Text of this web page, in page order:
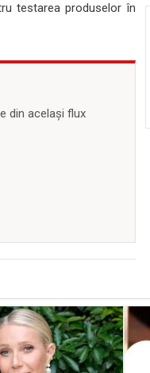
testarea produselor în
din același flux